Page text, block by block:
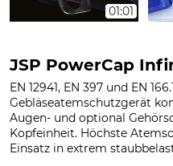
01:01
JSP PowerCap
EN 12941, EN 397 und EN
Gebläseatemschutzgerät
Augen- und optional
Kopfeinheit. Höchste
Einsatz in extrem